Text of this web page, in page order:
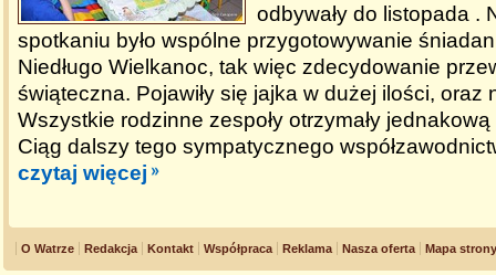
odbywały do listopada .
spotkaniu było wspólne przygotowywanie
Niedługo Wielkanoc, tak więc zdecydowanie
świąteczna. Pojawiły się jajka w dużej ilości, oraz
Wszystkie rodzinne zespoły otrzymały
Ciąg dalszy tego sympatycznego
czytaj więcej
O Watrze Redakcja Kontakt Współpraca Reklama Nasza oferta Mapa strony